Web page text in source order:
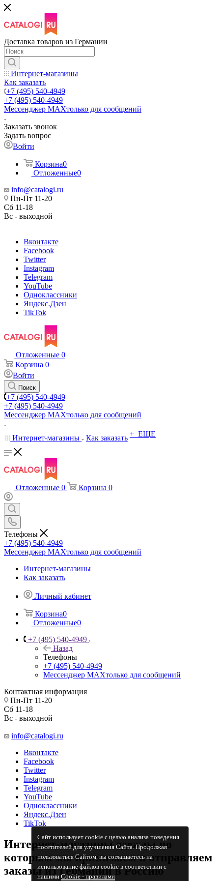
Сайт использует cookie с целью анализа поведения
посетителей для улучшения Сайта. Продолжая
пользоваться Сайтом, вы соглашаетесь на
использование файлов cookie в соответствии с
нашимиCookiе - правилами
Доставка товаров из Германии
Интернет-магазины
Как заказать
+7 (495) 540-4949
+7 (495) 540-4949
Мессенджер МАХтолько для сообщений
Заказать звонок
Задать вопрос
Войти
Корзина0
Отложенные0
info@catalogi.ru
Пн-Пт 11-20
Сб 11-18
Вс - выходной
Вконтакте
Facebook
Twitter
Instagram
Telegram
YouTube
Одноклассники
Яндекс.Дзен
TikTok
Отложенные 0
Корзина 0
Войти
Поиск
+7 (495) 540-4949
+7 (495) 540-4949
Мессенджер МАХтолько для сообщений
Интернет-магазины Как заказать + ЕЩЕ
Отложенные 0 Корзина 0
Телефоны
+7 (495) 540-4949
Мессенджер МАХтолько для сообщений
Интернет-магазины
Как заказать
Личный кабинет
Корзина0
Отложенные0
+7 (495) 540-4949
Назад
Телефоны
+7 (495) 540-4949
Мессенджер МАХтолько для сообщений
Контактная информация
Пн-Пт 11-20
Сб 11-18
Вс - выходной
info@catalogi.ru
Вконтакте
Facebook
Twitter
Instagram
Telegram
YouTube
Одноклассники
Яндекс.Дзен
TikTok
Интернет-магазины одежды по
которым мы принимаем и отправляем
заказы из Германии в Россию